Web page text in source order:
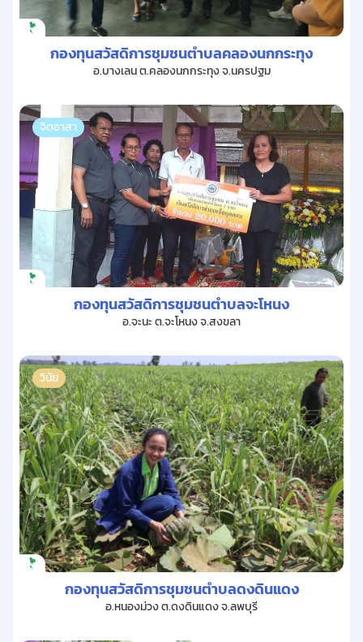
กองทุนสวัสดิการชุมชนตำบลคลองนกกระทุง
อ.บางเลน ต.คลองนกกระทุง จ.นครปฐม
จิตอาสา
กองทุนสวัสดิการชุมชนตำบลจะโหนง
อ.จะนะ ต.จะโหนง จ.สงขลา
วินัย
กองทุนสวัสดิการชุมชนตำบลดงดินแดง
อ.หนองม่วง ต.ดงดินแดง จ.ลพบุรี